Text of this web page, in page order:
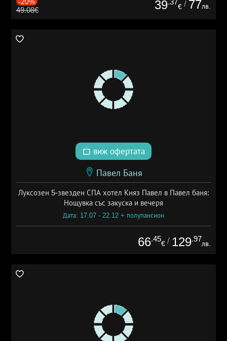
-20%
49.08€ 39.37
€ / 77лв.
виж офертата
Павел Баня
Луксозен 5-звезден СПА хотел Княз Павел в Павел баня:
Нощувка със закуска и вечеря
Дата: 17.07 - 22.12 + полупансион
66.45
€ / 129.97
лв.